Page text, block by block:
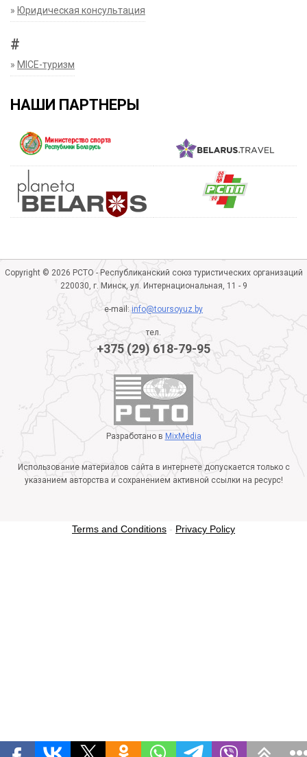
» Юридическая консультация
#
» MICE-туризм
НАШИ ПАРТНЕРЫ
Copyright © 2026 РСТО - Республиканский союз туристических организаций
220030, г. Минск, ул. Интернациональная, 11 - 9
e-mail:info@toursoyuz.by
тел.
+375 (29) 618-79-95
Разработано в MixMedia
Использование материалов сайта в интернете допускается только с
указанием авторства и сохранением активной ссылки на ресурс!
Terms and Conditions - Privacy Policy